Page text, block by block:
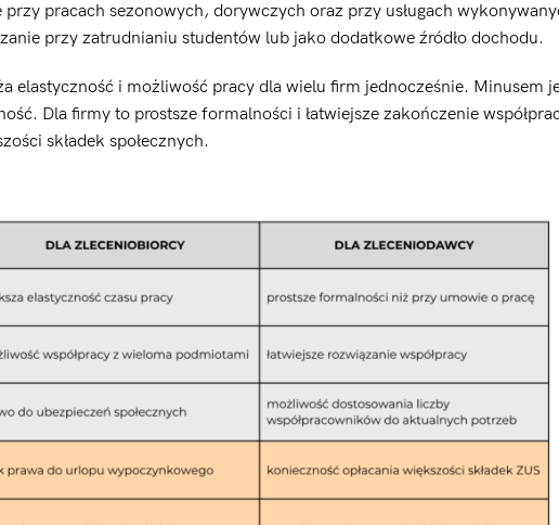
pracach sezonowych, dorywczych oraz przy usługach
przy zatrudnianiu studentów lub jako dodatkowe źródło dochodu.
elastyczność i możliwość pracy dla wielu firm jednocześnie. Minusem
Dla firmy to prostsze formalności i łatwiejsze zakończenie
składek społecznych.